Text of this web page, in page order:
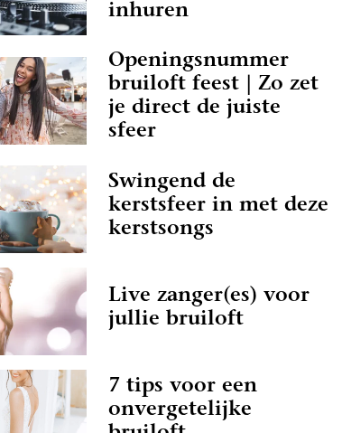
inhuren
Openingsnummer
bruiloft feest | Zo zet
je direct de juiste
sfeer
Swingend de
kerstsfeer in met deze
kerstsongs
Live zanger(es) voor
jullie bruiloft
7 tips voor een
onvergetelijke